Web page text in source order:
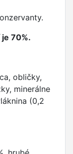
70%.
obličky,
minerálne
(0,2